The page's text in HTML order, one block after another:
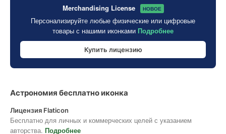
Merchandising License НОВОЕ
Персонализируйте любые физические или цифровые
товары с нашими иконками Подробнее
Купить лицензию
Астрономия бесплатно иконка
Лицензия Flaticon
Бесплатно для личных и коммерческих целей с указанием
авторства. Подробнее